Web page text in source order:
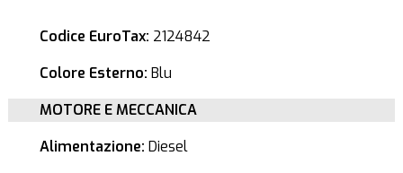
Codice EuroTax: 2124842
Colore Esterno: Blu
MOTORE E MECCANICA
Alimentazione: Diesel